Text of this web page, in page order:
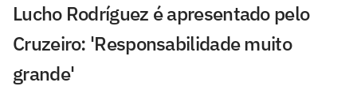
Lucho Rodríguez é apresentado pelo
Cruzeiro: 'Responsabilidade muito
grande'